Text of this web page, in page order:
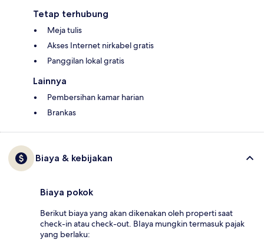
Tetap terhubung
Meja tulis
Akses Internet nirkabel gratis
Panggilan lokal gratis
Lainnya
Pembersihan kamar harian
Brankas
Biaya & kebijakan
Biaya pokok
Berikut biaya yang akan dikenakan oleh properti saat
check-in atau check-out. BIaya mungkin termasuk pajak
yang berlaku: